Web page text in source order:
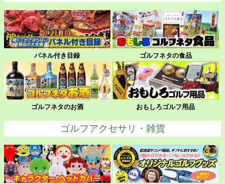
パネル付き目録 ゴルフネタの食品
ゴルフネタのお酒 おもしろゴルフ用品
ゴルフアクセサリ・雑貨